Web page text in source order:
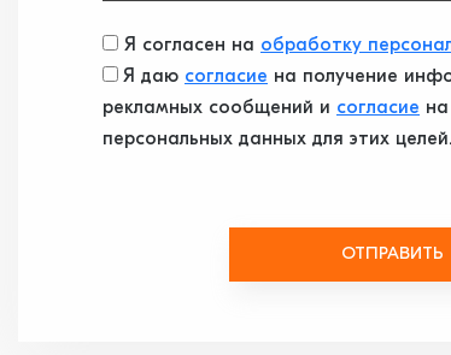
Я согласен на обработку
Я даю согласие на получение
рекламных сообщений и согласие
персональных данных для этих целей.
ОТПРАВИТЬ